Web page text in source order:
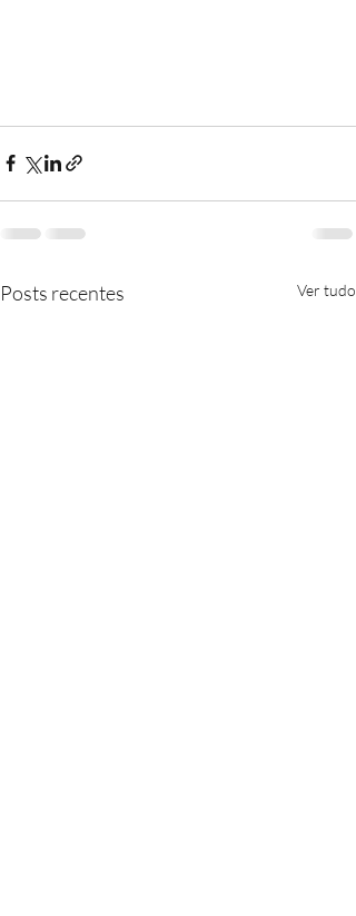
Posts recentes Ver tudo